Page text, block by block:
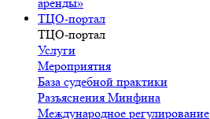
ТЦО-портал
ТЦО-портал
Услуги
Мероприятия
База судебной практики
Разъяснения Минфина
Международное регулирование